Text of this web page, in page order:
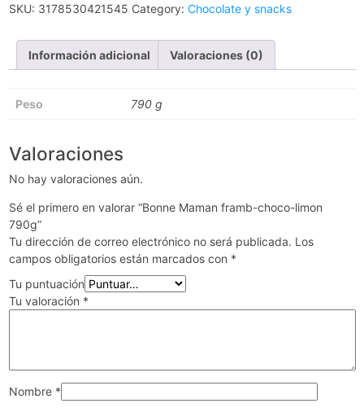
SKU: 3178530421545 Category: Chocolate y snacks
Información adicional Valoraciones (0)
Peso 790 g
Valoraciones
No hay valoraciones aún.
Sé el primero en valorar “Bonne Maman framb-choco-limon
790g”
Tu dirección de correo electrónico no será publicada. Los
campos obligatorios están marcados con *
Tu puntuación
Tu valoración *
Nombre *